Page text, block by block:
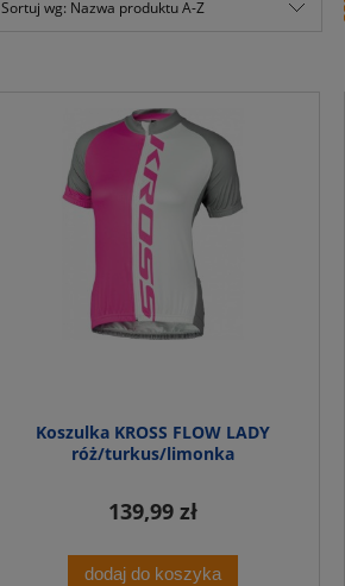
Sortuj wg: Nazwa produktu A-Z
Koszulka KROSS FLOW LADY
róż/turkus/limonka
139,99 zł
dodaj do koszyka